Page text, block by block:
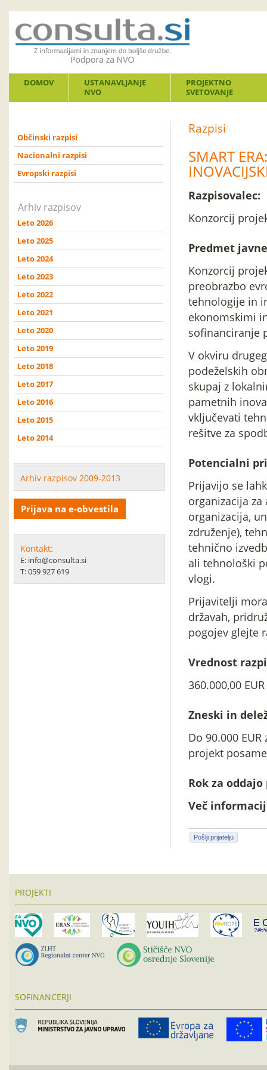
DOMOV
USTANAVLJANJE
NVO
PROJEKTNO
SVETOVANJE
Občinski razpisi
Nacionalni razpisi
Evropski razpisi
Arhiv razpisov
Leto 2026
Leto 2025
Leto 2024
Leto 2023
Leto 2022
Leto 2021
Leto 2020
Leto 2019
Leto 2018
Leto 2017
Leto 2016
Leto 2015
Leto 2014
Arhiv razpisov 2009-2013
Prijava na e-obvestila
Kontakt:
E: info@consulta.si
T: 059 927 619
Razpisi
SMART
Razpisovalec:
Konzorcij
Predmet
Konzorcij
preobrazbo
tehnologije in
ekonomskimi
sofinanciranje
V okviru
podeželskih
skupaj z
pametnih
vključevati
rešitve za
Potencialni
Prijavijo se
organizacija
organizacija,
združenje),
tehnično
ali tehnološki
vlogi.
Prijavitelji
državah,
pogojev glejte
Vrednost
360.000,00 EUR
Zneski in
Do 90.000
projekt
Rok za
Več
Pošlji prijatelju
PROJEKTI
SOFINANCERJI